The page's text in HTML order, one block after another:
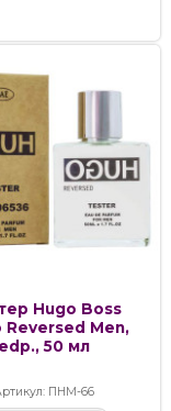
Hugo Boss
Reversed Men,
edp., 50 мл
ПНМ-66